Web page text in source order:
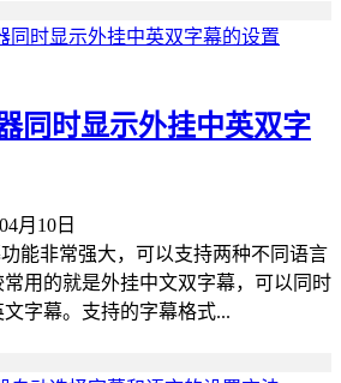
同时显示外挂中英双字
月10日
能非常强大，可以支持两种不同语言
用的就是外挂中文双字幕，可以同时
字幕。支持的字幕格式...